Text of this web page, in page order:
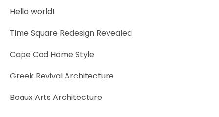
Hello world!
Time Square Redesign Revealed
Cape Cod Home Style
Greek Revival Architecture
Beaux Arts Architecture